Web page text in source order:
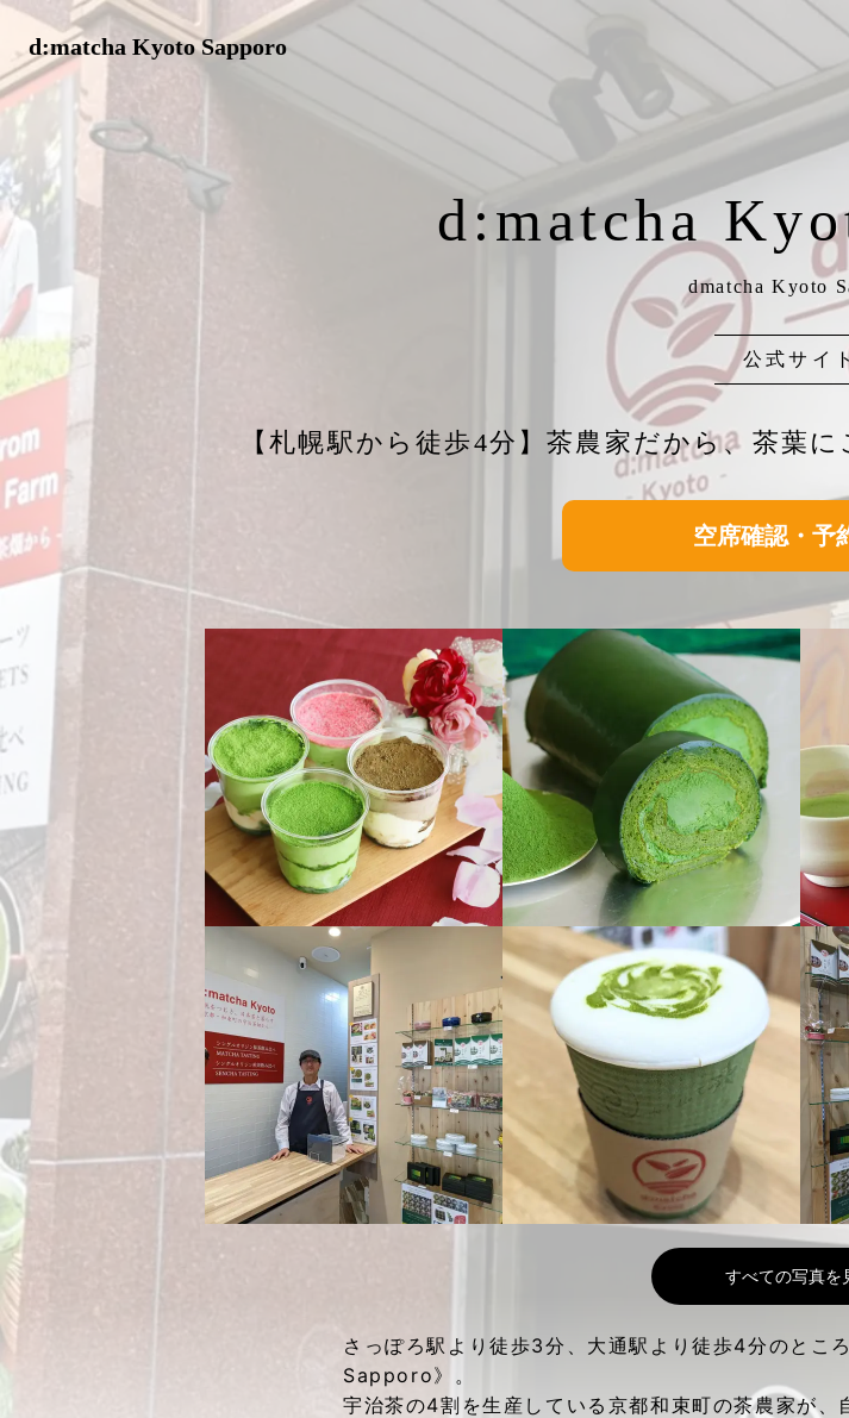
d:matcha Kyoto Sapporo
d:matcha
dmatcha Kyoto
公式サイト
【札幌駅から徒歩4分】茶農家だから、茶葉
空席確認・予
すべての写真を
さっぽろ駅より徒歩3分、大通駅より徒歩4分のと
Sapporo》。
宇治茶の4割を生産している京都和束町の茶農家が